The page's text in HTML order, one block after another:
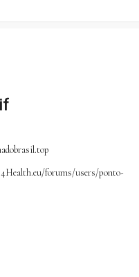
forums/users/ponto-